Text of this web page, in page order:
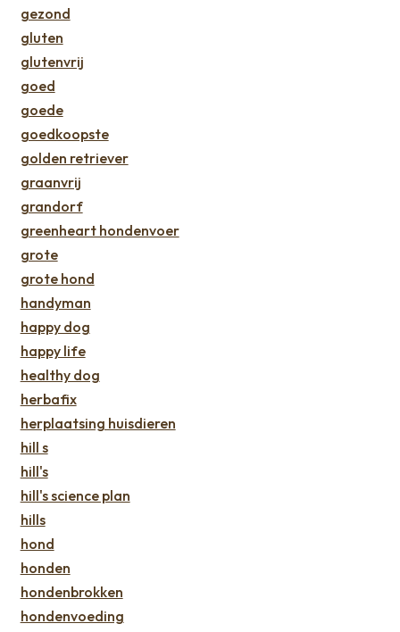
gezond
gluten
glutenvrij
goed
goede
goedkoopste
golden retriever
graanvrij
grandorf
greenheart hondenvoer
grote
grote hond
handyman
happy dog
happy life
healthy dog
herbafix
herplaatsing huisdieren
hill s
hill's
hill's science plan
hills
hond
honden
hondenbrokken
hondenvoeding